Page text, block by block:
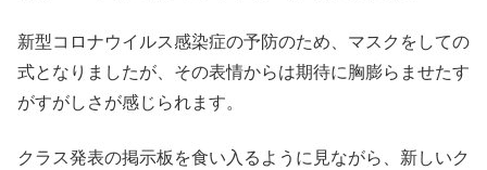
新型コロナウイルス感染症の予防のため、マスクをしての
式となりましたが、その表情からは期待に胸膨らませたす
がすがしさが感じられます。
クラス発表の掲示板を食い入るように見ながら、新しいク